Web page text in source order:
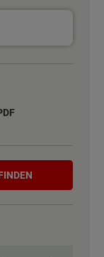
10.5 m x 8.75 m
10.5 m x 8.75 m